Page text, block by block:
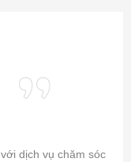
"Thư
dịch vụ chăm sóc